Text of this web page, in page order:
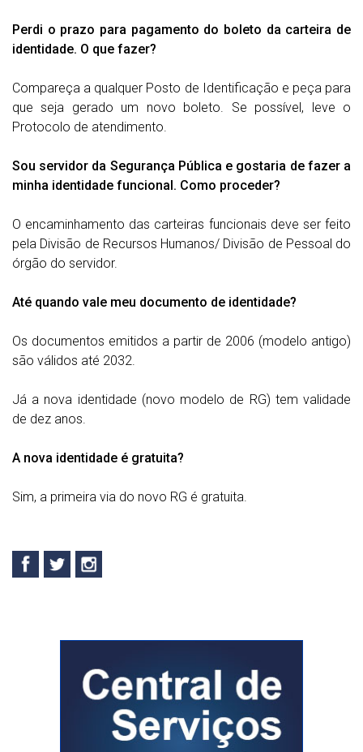
Perdi o prazo para pagamento do boleto da carteira de
identidade. O que fazer?
Compareça a qualquer Posto de Identificação e peça para
que seja gerado um novo boleto. Se possível, leve o
Protocolo de atendimento.
Sou servidor da Segurança Pública e gostaria de fazer a
minha identidade funcional. Como proceder?
O encaminhamento das carteiras funcionais deve ser feito
pela Divisão de Recursos Humanos/ Divisão de Pessoal do
órgão do servidor.
Até quando vale meu documento de identidade?
Os documentos emitidos a partir de 2006 (modelo antigo)
são válidos até 2032.
Já a nova identidade (novo modelo de RG) tem validade
de dez anos.
A nova identidade é gratuita?
Sim, a primeira via do novo RG é gratuita.